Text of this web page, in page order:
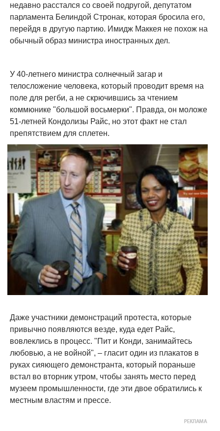
недавно расстался со своей подругой, депутатом
парламента Белиндой Стронак, которая бросила его,
перейдя в другую партию. Имидж Маккея не похож на
обычный образ министра иностранных дел.
У 40-летнего министра солнечный загар и
телосложение человека, который проводит время на
поле для регби, а не скрючившись за чтением
коммюнике "большой восьмерки". Правда, он моложе
51-летней Кондолизы Райс, но этот факт не стал
препятствием для сплетен.
Даже участники демонстраций протеста, которые
привычно появляются везде, куда едет Райс,
вовлеклись в процесс. "Пит и Конди, занимайтесь
любовью, а не войной", – гласит один из плакатов в
руках сияющего демонстранта, который пораньше
встал во вторник утром, чтобы занять место перед
музеем промышленности, где эти двое обратились к
местным властям и прессе.